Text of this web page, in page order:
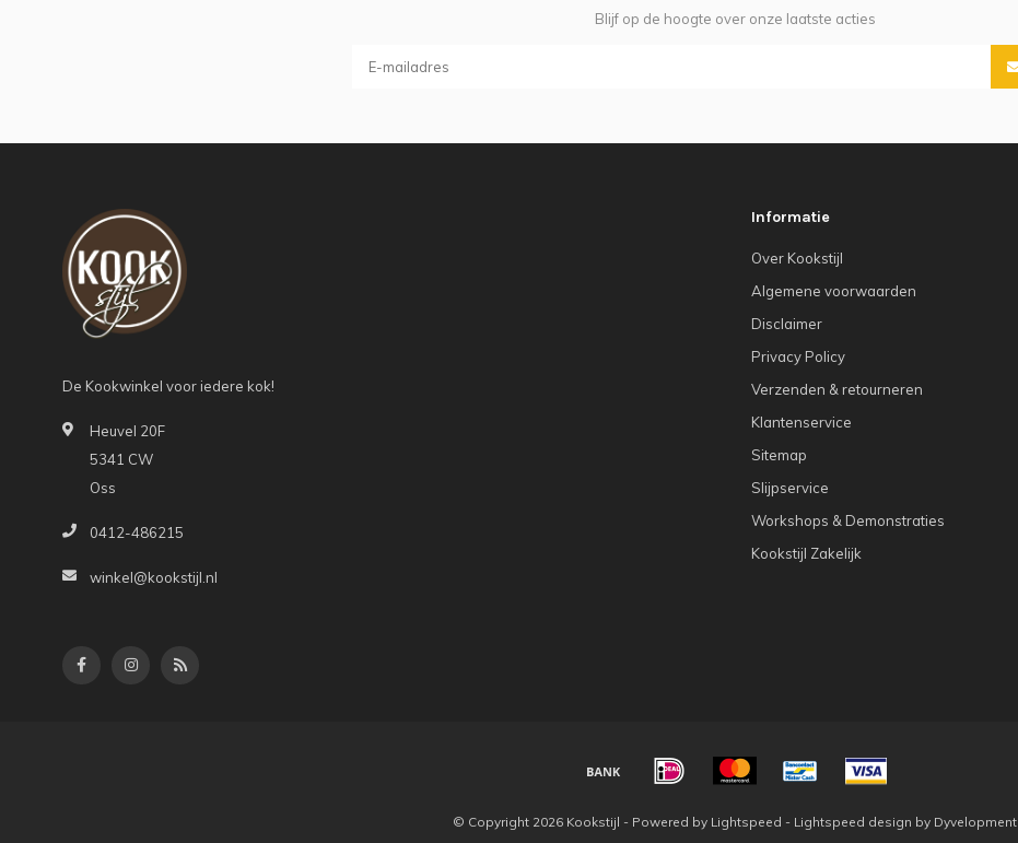
Blijf op de hoogte over onze laatste acties
De Kookwinkel voor iedere kok!
Heuvel 20F
5341 CW
Oss
0412-486215
winkel@kookstijl.nl
Informatie
Over Kookstijl
Algemene voorwaarden
Disclaimer
Privacy Policy
Verzenden & retourneren
Klantenservice
Sitemap
Slijpservice
Workshops & Demonstraties
Kookstijl Zakelijk
© Copyright 2026 Kookstijl - Powered by Lightspeed - Lightspeed design by Dyvelopment